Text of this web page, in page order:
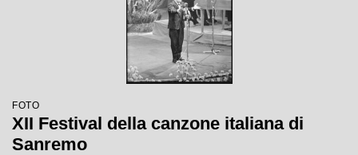
FOTO
XII Festival della canzone italiana di
Sanremo